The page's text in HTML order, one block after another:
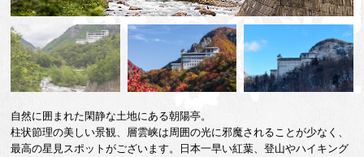
自然に囲まれた閑静な土地にある朝陽亭。
柱状節理の美しい景観、層雲峡は周囲の光に邪魔されることが少なく、
最高の星見スポットがございます。日本一早い紅葉、登山やハイキング